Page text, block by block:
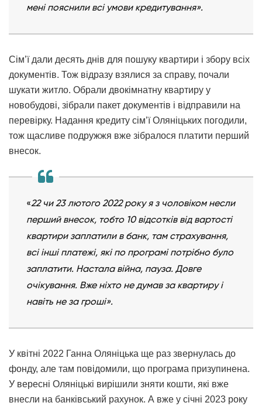
мені пояснили всі умови кредитування».
Сім’ї дали десять днів для пошуку квартири і збору всіх
документів. Тож відразу взялися за справу, почали
шукати житло. Обрали двокімнатну квартиру у
новобудові, зібрали пакет документів і відправили на
перевірку. Надання кредиту сім’ї Оляніцьких погодили,
тож щасливе подружжя вже зібралося платити перший
внесок.
«22 чи 23 лютого 2022 року я з чоловіком несли
перший внесок, тобто 10 відсотків від вартості
квартири заплатили в банк, там страхування,
всі інші платежі, які по програмі потрібно було
заплатити. Настала війна, пауза. Довге
очікування. Вже ніхто не думав за квартиру і
навіть не за гроші».
У квітні 2022 Ганна Оляніцька ще раз звернулась до
фонду, але там повідомили, що програма призупинена.
У вересні Оляніцькі вирішили зняти кошти, які вже
внесли на банківський рахунок. А вже у січні 2023 року